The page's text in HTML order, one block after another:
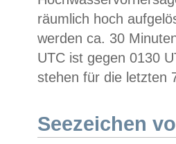
räumlich hoch
werden ca. 30
UTC ist gegen 0130
stehen für die letzten
Seezeichen